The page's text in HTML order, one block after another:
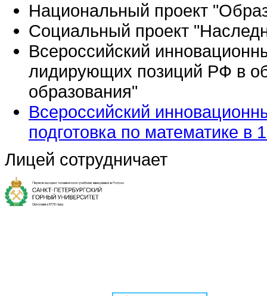
Национальный проект
Социальный проект
Всероссийский
лидирующих позиций РФ в
образования"
Всероссийский
подготовка по математике в
Лицей сотрудничает